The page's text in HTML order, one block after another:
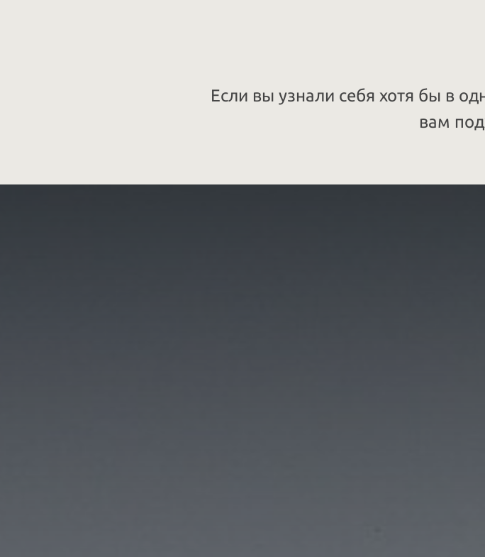
Если вы узнали себя хотя бы в
вам